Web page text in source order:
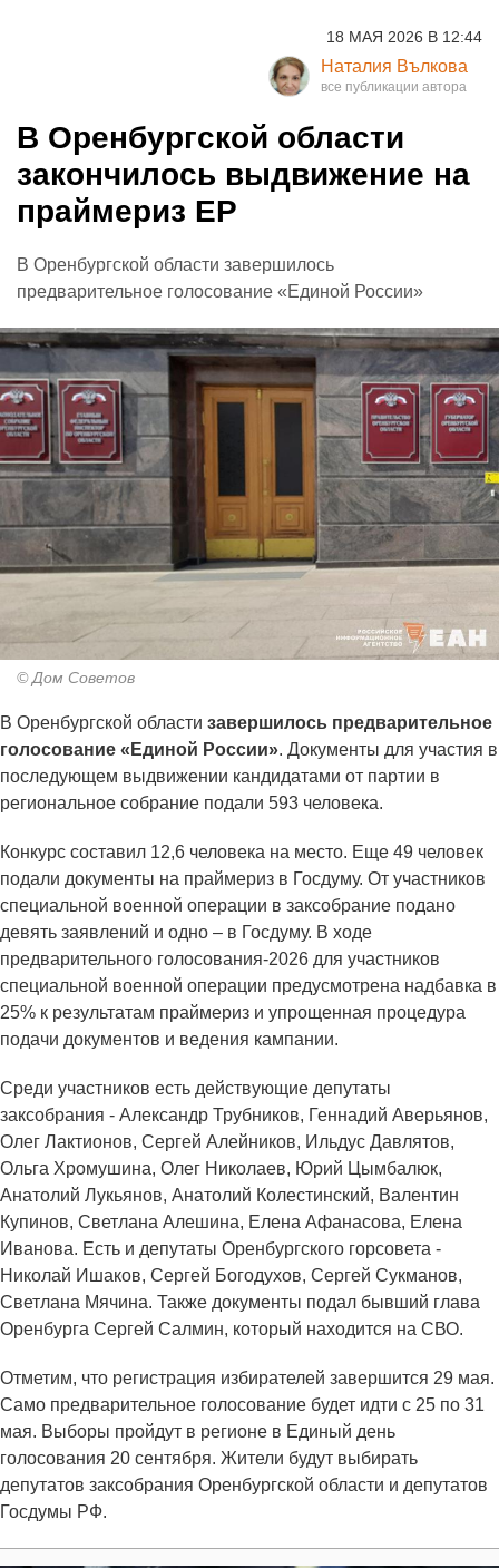
18 МАЯ 2026 В 12:44
Наталия Вълкова
В Оренбургской области
закончилось выдвижение на
праймериз ЕР
В Оренбургской области завершилось
предварительное голосование «Единой России»
© Дом Советов
В Оренбургской области завершилось предварительное
голосование «Единой России». Документы для участия в
последующем выдвижении кандидатами от партии в
региональное собрание подали 593 человека.
Конкурс составил 12,6 человека на место. Еще 49 человек
подали документы на праймериз в Госдуму. От участников
специальной военной операции в заксобрание подано
девять заявлений и одно – в Госдуму. В ходе
предварительного голосования-2026 для участников
специальной военной операции предусмотрена надбавка в
25% к результатам праймериз и упрощенная процедура
подачи документов и ведения кампании.
Среди участников есть действующие депутаты
заксобрания - Александр Трубников, Геннадий Аверьянов,
Олег Лактионов, Сергей Алейников, Ильдус Давлятов,
Ольга Хромушина, Олег Николаев, Юрий Цымбалюк,
Анатолий Лукьянов, Анатолий Колестинский, Валентин
Купинов, Светлана Алешина, Елена Афанасова, Елена
Иванова. Есть и депутаты Оренбургского горсовета -
Николай Ишаков, Сергей Богодухов, Сергей Сукманов,
Светлана Мячина. Также документы подал бывший глава
Оренбурга Сергей Салмин, который находится на СВО.
Отметим, что регистрация избирателей завершится 29 мая.
Само предварительное голосование будет идти с 25 по 31
мая. Выборы пройдут в регионе в Единый день
голосования 20 сентября. Жители будут выбирать
депутатов заксобрания Оренбургской области и депутатов
Госдумы РФ.